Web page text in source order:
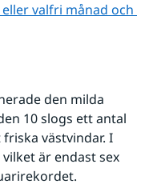
valfri månad och
den milda
10 slogs ett antal
västvindar. I
är endast sex